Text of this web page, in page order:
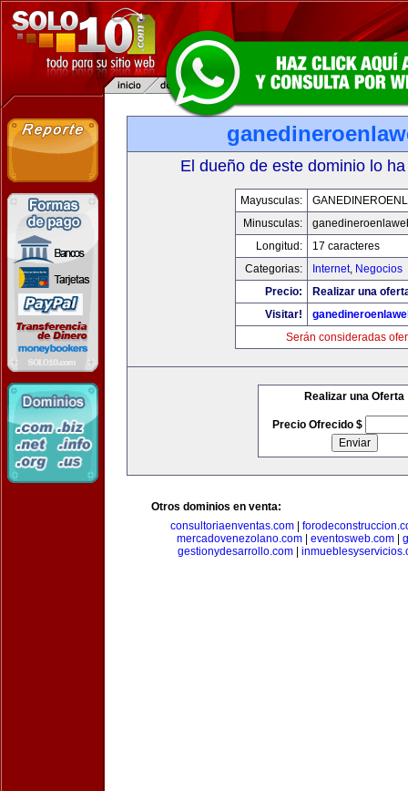
El dueño de este dominio lo
Mayusculas:
Minusculas:
Longitud:
17 caracteres
Categorias:
Internet, Negocios
Precio:
Realizar una
Visitar!
Serán consideradas
Realizar una Oferta
Precio Ofrecido $
Otros dominios en venta:
consultoriaenventas.com
mercadovenezolano.com
eventosweb.com
gestionydesarrollo.com